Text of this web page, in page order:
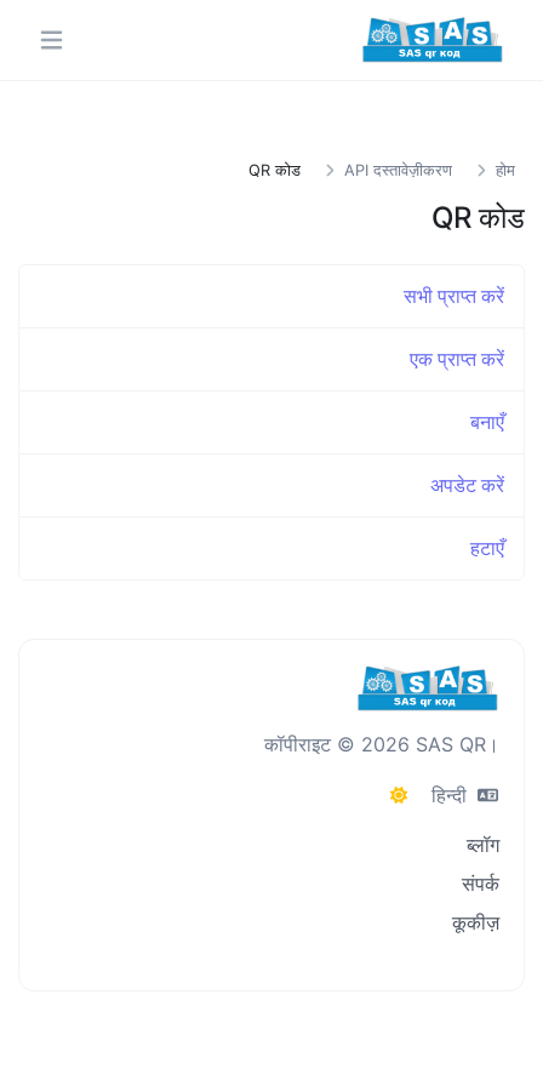
होम
API दस्तावेज़ीकरण
QR कोड
QR कोड
सभी प्राप्त करें
एक प्राप्त करें
बनाएँ
अपडेट करें
हटाएँ
कॉपीराइट © 2026 SAS QR।
हिन्दी
ब्लॉग
संपर्क
कूकीज़